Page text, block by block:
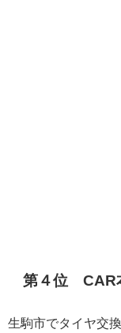
第４位 CAR
生駒市でタイヤ交